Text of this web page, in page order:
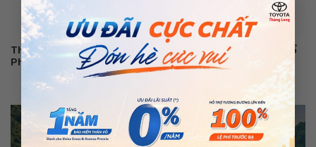
×
Thông Báo Thay Đổi Mẫu Con Dấu Pháp Nhân Công Ty Cổ
Phần Toyota Thăng Long